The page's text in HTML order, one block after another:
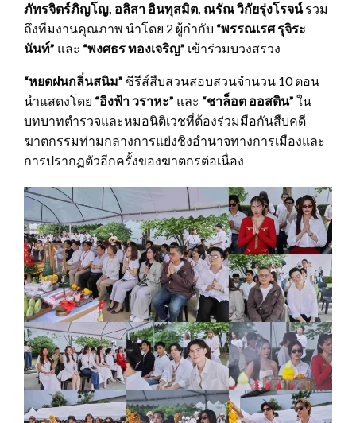
ภัทรจิตร์ภิญโญ, อลิสา อินทุสมิต, ณรัณ วิกัยรุ่งโรจน์รวม
ถึงทีมงานคุณภาพ นำโดย 2 ผู้กำกับ “พรรณเรศ รุจิระ
นันท์” และ “พงศธร ทองเจริญ” เข้าร่วมบวงสรวง
“หยดฝนกลิ่นสนิม” ซีรีส์สืบสวนสอบสวนจำนวน 10 ตอน
นำแสดงโดย “อิงฟ้า วราหะ” และ “ชาล็อต ออสติน” ใน
บทบาทตำรวจและหมอนิติเวชที่ต้องร่วมมือกันสืบคดี
ฆาตกรรมท่ามกลางการแย่งชิงอำนาจทางการเมืองและ
การปรากฏตัวอีกครั้งของฆาตกรต่อเนื่อง